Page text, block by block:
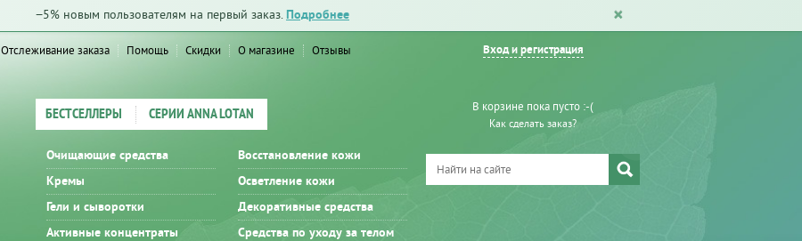
−5% новым пользователям на первый заказ. Подробнее
Вход и регистрация
Отслеживание заказа Помощь Скидки О магазине Отзывы
БЕСТСЕЛЛЕРЫ СЕРИИ ANNA LOTAN
Очищающие средства
Кремы
Гели и сыворотки
Активные концентраты
Восстановление кожи
Осветление кожи
Декоративные средства
Средства по уходу за телом
В корзине пока пусто :-(
Как сделать заказ?